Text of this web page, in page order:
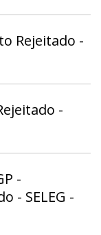
Rejeitado -
-
-
- SELEG -